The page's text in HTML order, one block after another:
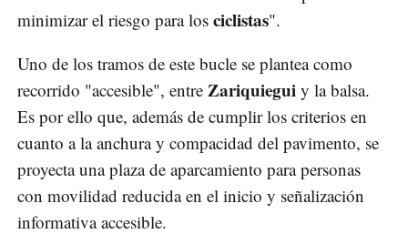
minimizar el riesgo para los ciclistas".
Uno de los tramos de este bucle se plantea como
recorrido "accesible", entre Zariquiegui y la balsa.
Es por ello que, además de cumplir los criterios en
cuanto a la anchura y compacidad del pavimento, se
proyecta una plaza de aparcamiento para personas
con movilidad reducida en el inicio y señalización
informativa accesible.